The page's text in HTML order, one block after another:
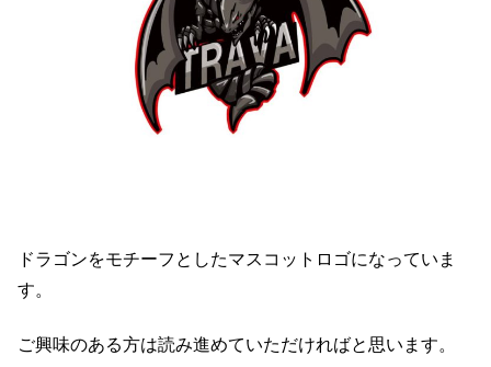
ドラゴンをモチーフとしたマスコットロゴになっていま
す。
ご興味のある方は読み進めていただければと思います。